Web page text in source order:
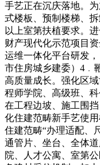
手艺正在沉庆落地。
式楼板、预制楼梯、
以上室第扶植要求。
财产现代化示范项目
运维一体化平台研发
市住房城乡建委）4﹒
高质量成长。强化区
程师学院、高级班、
在工程边坡、施工围
化住建范畴新手艺使
住建范畴“办理适配、
通管片、坐台、全体
院、人才公寓、室第